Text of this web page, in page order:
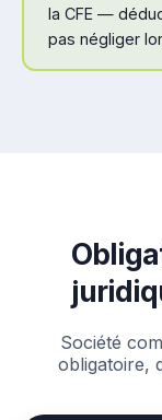
la CFE —
pas négliger
Société
obligatoire,